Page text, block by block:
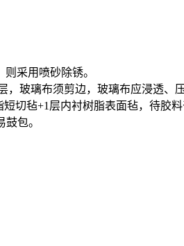
采用喷砂除锈。
玻璃布须剪边，玻璃布应浸透、
切毡+1层内衬树脂表面毡，待胶
包。